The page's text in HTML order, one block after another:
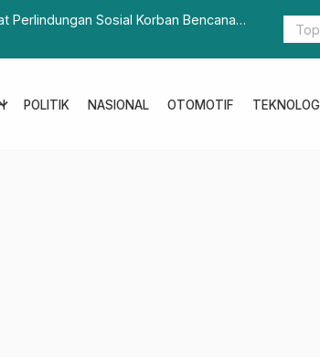
Perlindungan Sosial Korban Bencana
POLITIK NASIONAL OTOMOTIF